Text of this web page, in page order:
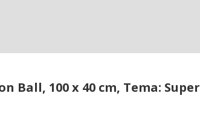
Ball, 100 x 40 cm, Tema: Super